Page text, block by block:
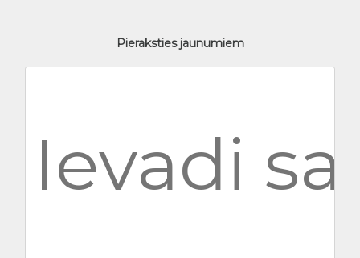
Pieraksties jaunumiem